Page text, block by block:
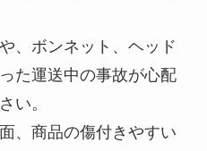
、ボンネット、ヘッド
た運送中の事故が心配
い。
、商品の傷付きやすい